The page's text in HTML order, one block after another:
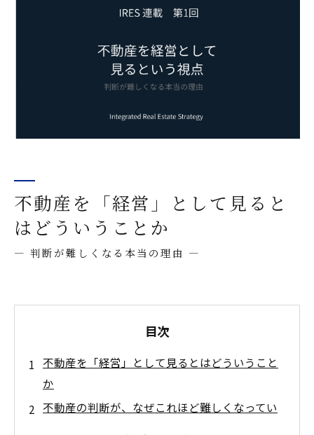
不動産を「経営」として見ると
はどういうことか
― 判断が難しくなる本当の理由 ―
目次
不動産を「経営」として見るとはどういうこと
か
不動産の判断が、なぜこれほど難しくなってい